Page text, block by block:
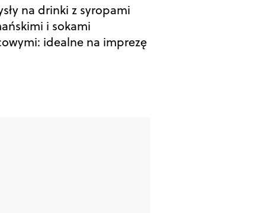
na drinki z syropami
i sokami
idealne na imprezę